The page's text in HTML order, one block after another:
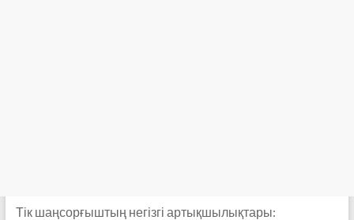
Тік шаңсорғыштың негізгі артықшылықтары: